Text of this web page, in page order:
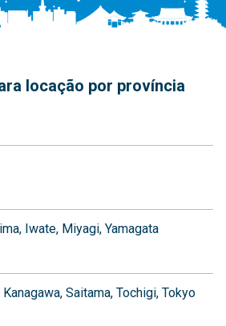
locação por província
Iwate Miyagi Yamagata
Kanagawa Saitama Tochigi Tokyo